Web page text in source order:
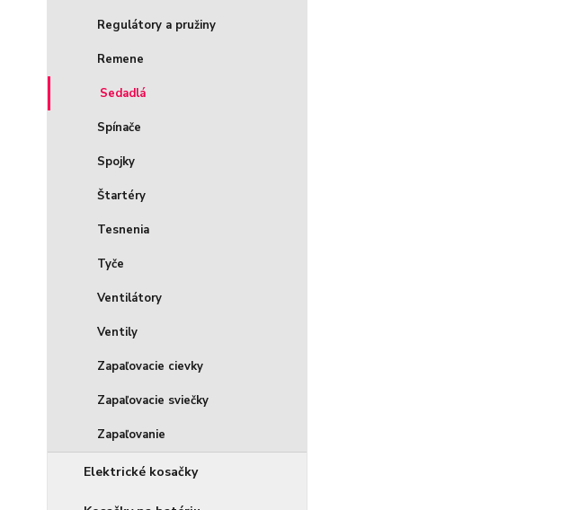
Regulátory a pružiny
Remene
Sedadlá
Spínače
Spojky
Štartéry
Tesnenia
Tyče
Ventilátory
Ventily
Zapaľovacie cievky
Zapaľovacie sviečky
Zapaľovanie
Elektrické kosačky